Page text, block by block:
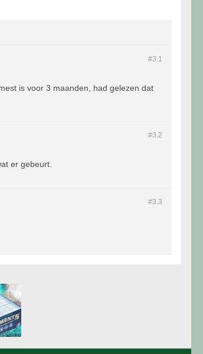
#3. 1
is voor 3 maanden, had gelezen dat
#3. 2
er gebeurt.
#3. 3